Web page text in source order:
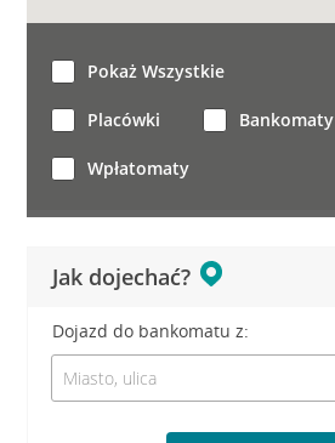
Jak dojechać?
Dojazd do bankomatu z:
Pokaż Wszystkie
Placówki Bankomaty
Wpłatomaty